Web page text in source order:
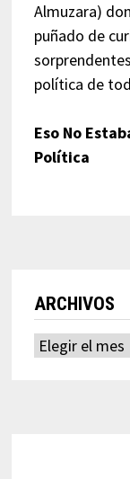
Almuzara)
puñado de
política de
Eso No
Política
ARCHIVOS
Archivos